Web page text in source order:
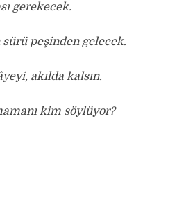
gerekecek.
peşinden gelecek.
akılda kalsın.
kim söylüyor?